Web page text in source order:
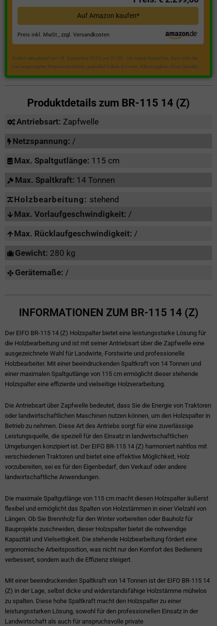
Auf Amazon kaufen*
Preis inkl. MwSt., zzgl. Versandkosten
Zuletzt aktualisiert am 18. Dezember 2023 um 21:50 . Ich weise darauf hin, dass sich die
hier angezeigten Preise inzwischen geändert haben können. Alle Angaben ohne Gewähr.
Produktdetails zum BR-115 14 (Z)
Antriebsart: Zapfwelle
Netzspannung: /
Max. Spaltgutlänge: 115 cm
Max. Spaltkraft: 14 Tonnen
Holzbearbeitung: stehend
Max. Vorlaufgeschwindigkeit: /
Max. Rücklaufgeschwindigkeit: /
Gewicht: 280 kg
Gerätemaße: /
INFORMATIONEN ZUM BR-115 14 (Z)
Der EIFO BR-115 14 (Z) Holzspalter bietet eine leistungsstarke Lösung für
die Holzbearbeitung und ist mit seiner Antriebsart über die Zapfwelle eine
ausgezeichnete Wahl für Landwirte, Forstwirte und professionelle
Holzbearbeiter. Mit einer beeindruckenden Spaltkraft von 14 Tonnen und
einer maximalen Spaltgutlänge von 115 cm ermöglicht dieser stehende
Holzspalter eine effiziente und vielseitige Holzverarbeitung.
Die Antriebsart über Zapfwelle bedeutet, dass Sie die Energie von Traktoren
oder landwirtschaftlichen Maschinen nutzen können, um den Holzspalter in
Betrieb zu nehmen. Diese Art des Antriebs sorgt für eine zuverlässige
Leistungsquelle, die speziell für den Einsatz in landwirtschaftlichen
Umgebungen konzipiert ist. Der EIFO BR-115 14 (Z) harmoniert nahtlos mit
verschiedenen Traktoren und bietet eine effektive Möglichkeit, Holz
vorzubereiten, sei es für den Eigenbedarf, den Verkauf oder andere
landwirtschaftliche Anwendungen.
Die maximale Spaltgutlänge von 115 cm macht diesen Holzspalter äußerst
flexibel und ermöglicht das Spalten von Holzstämmen in einer Vielzahl von
Längen. Ob Sie Brennholz für den Winter vorbereiten oder Bauholz für
Bauprojekte zuschneiden, dieser Holzspalter bietet die notwendige
Kapazität und Vielseitigkeit. Die stehende Holzbearbeitung fördert eine
ergonomische Arbeitsposition, was nicht nur den Komfort des Bedieners
verbessert, sondern auch die Effizienz steigert.
Mit einer beeindruckenden Spaltkraft von 14 Tonnen ist der EIFO BR-115 14
(Z) in der Lage, selbst dicke und widerstandsfähige Holzstämme mühelos
zu spalten. Diese hohe Spaltkraft macht den Holzspalter zu einer
leistungsstarken Lösung, sowohl für den professionellen Einsatz in der
Landwirtschaft als auch für anspruchsvolle private